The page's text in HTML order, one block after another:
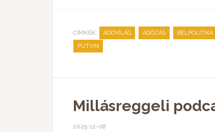
CÍMKÉK: ADÓVILÁG , ADÓZÁS , BELPOLITIKA
PUTYIN
Millásreggeli
2025-12-08